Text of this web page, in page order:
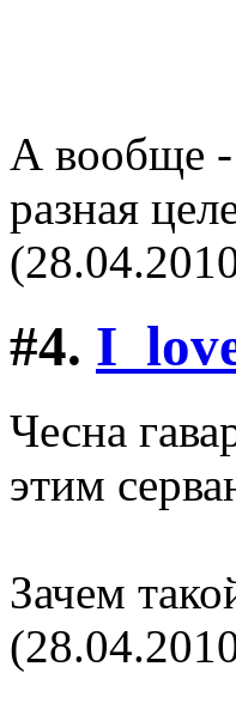
А вообще -
разная
#4.
Чесна
этим
Зачем